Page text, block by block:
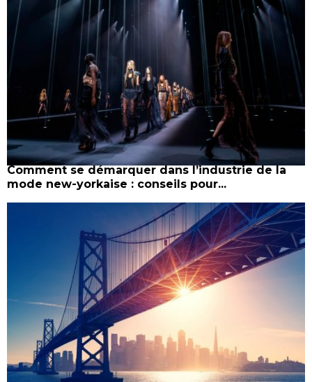
Comment se démarquer dans l’industrie de la
mode new-yorkaise : conseils pour...